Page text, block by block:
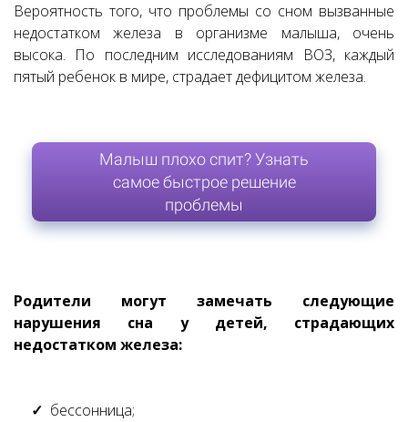
Вероятность того, что проблемы со сном вызванные
недостатком железа в организме малыша, очень
высока. По последним исследованиям ВОЗ, каждый
пятый ребенок в мире, страдает дефицитом железа.
Малыш плохо спит? Узнать
самое быстрое решение
проблемы
Родители могут замечать следующие
нарушения сна у детей, страдающих
недостатком железа:
бессонница;